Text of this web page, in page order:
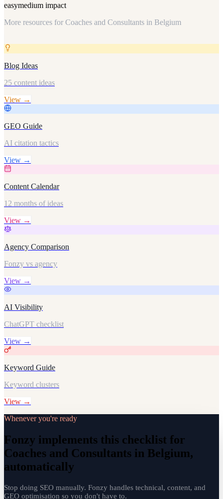
easymedium impact
More resources for Coaches and Consultants in Belgium
Blog Ideas
25 content ideas
View →
GEO Guide
AI citation tactics
View →
Content Calendar
12 months of ideas
View →
Agency Comparison
Fonzy vs agency
View →
AI Visibility
ChatGPT checklist
View →
Keyword Guide
Keyword clusters
View →
Whenever you're ready
Fonzy implements this checklist for
Coaches and Consultants in Belgium,
automatically
Stop doing SEO manually. Fonzy handles technical, content, and
GEO optimisation so you don't have to.